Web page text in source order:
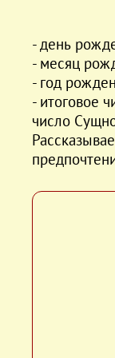
- день
- месяц
- год
- итоговое
число